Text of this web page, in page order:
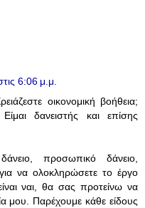
6:06 μ.μ.
οικονομική βοήθεια;
δανειστής και επίσης
δάνειο, προσωπικό δάνειο,
να ολοκληρώσετε το έργο
ναι, θα σας προτείνω να
μου. Παρέχουμε κάθε είδους